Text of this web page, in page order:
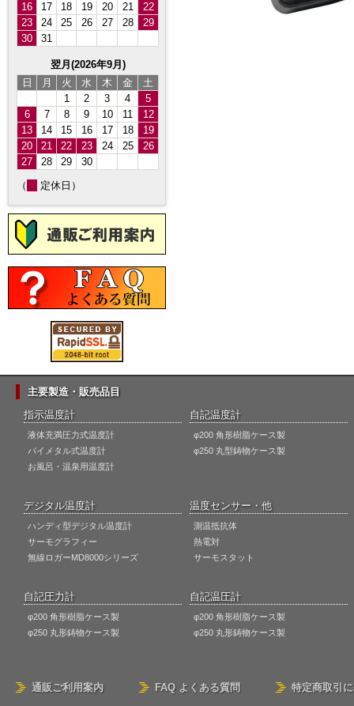
16
17 18 19 20 21
22
23
24 25 26 27 28
29
30
31
翌月(2026年9月)
日
月 火 水 木 金
土
1
2 3 4
5
6
7 8 9 10 11
12
13
14 15 16 17 18
19
20
21 22 23 24 25
26
27
28 29
30
（
定休日）
主要製造・販売品目
指示温度計
液体充満圧力式温度計
バイメタル式温度計
お風呂・温泉用温度計
自記温度計
φ200 角形樹脂ケース製
φ250 丸型鋳物ケース製
デジタル温度計
ハンディ型デジタル温度計
サーモグラフィー
無線ロガーMD8000シリーズ
温度センサー・他
測温抵抗体
熱電対
サーモスタット
自記圧力計
φ200 角形樹脂ケース製
φ250 丸形鋳物ケース製
自記温圧計
φ200 角形樹脂ケース製
φ250 丸形鋳物ケース製
通販ご利用案内 FAQ よくある質問 特定商取引